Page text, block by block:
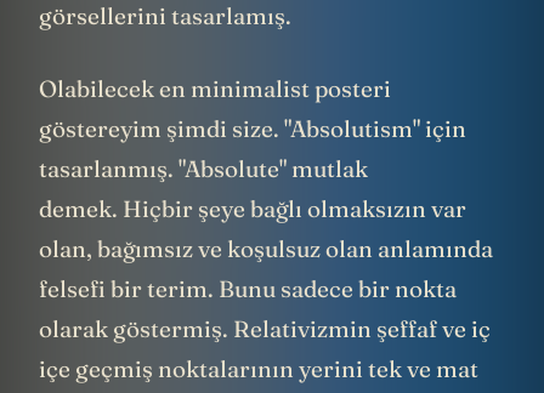
görsellerini tasarlamış.
Olabilecek en minimalist posteri
göstereyim şimdi size. "Absolutism" için
tasarlanmış. "Absolute" mutlak
demek. Hiçbir şeye bağlı olmaksızın var
olan, bağımsız ve koşulsuz olan anlamında
felsefi bir terim. Bunu sadece bir nokta
olarak göstermiş. Relativizmin şeffaf ve iç
içe geçmiş noktalarının yerini tek ve mat